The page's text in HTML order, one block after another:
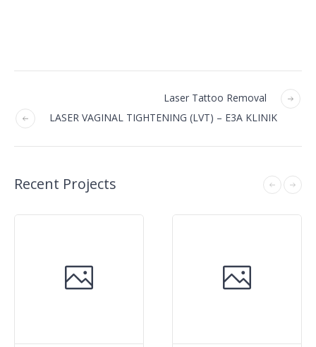
Laser Tattoo Removal
LASER VAGINAL TIGHTENING (LVT) – E3A KLINIK
Recent Projects